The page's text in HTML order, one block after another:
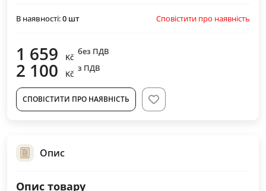
В наявності:0 шт Сповістити про наявність
1 659 Kč
без ПДВ
2 100 Kč
з ПДВ
СПОВІСТИТИ ПРО НАЯВНІСТЬ
Опис
Опис товару